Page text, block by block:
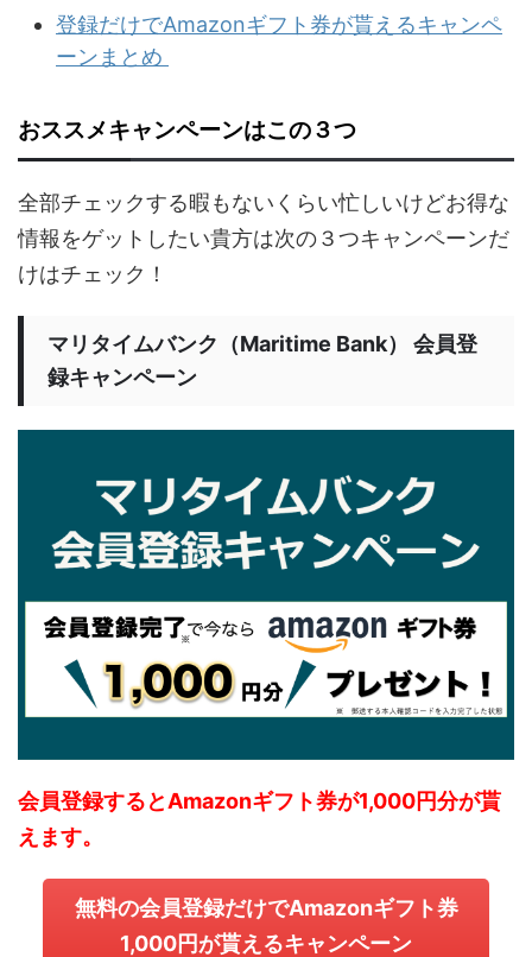
登録だけでAmazonギフト券が貰えるキャンペ
ーンまとめ
おススメキャンペーンはこの３つ
全部チェックする暇もないくらい忙しいけどお得な
情報をゲットしたい貴方は次の３つキャンペーンだ
けはチェック！
マリタイムバンク（Maritime Bank） 会員登
録キャンペーン
会員登録するとAmazonギフト券が1,000円分が貰
えます。
無料の会員登録だけでAmazonギフト券
1,000円が貰えるキャンペーン